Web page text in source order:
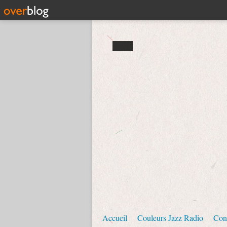
Accueil Couleurs Jazz Radio